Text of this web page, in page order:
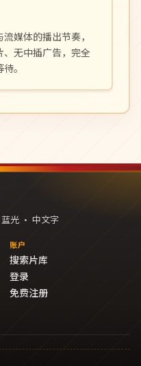
媒体的播出节奏，
无中插广告，完全
。
光 · 中文字
账户
搜索片库
登录
免费注册